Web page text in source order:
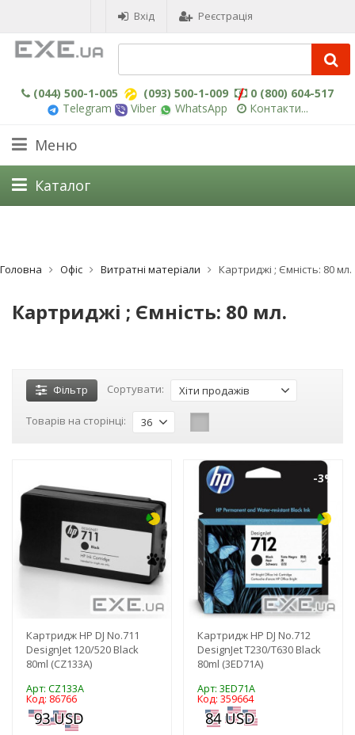
Вхід Реєстрація
(044) 500-1-005 (093) 500-1-009
0 (800) 604-517
Telegram
Viber WhatsApp Контакти...
Меню
Каталог
Головна Офіс Витратні матеріали Картриджі ; Ємність: 80 мл.
Картриджі ; Ємність: 80 мл.
Фільтр Сортувати: Хіти продажів
Товарів на сторінці: 36
Картридж HP DJ No.711
DesignJet 120/520 Black
80ml (CZ133A)
Арт: CZ133A
Код: 86766
-3%
Картридж HP DJ No.712
DesignJet Т230/Т630 Black
80ml (3ED71A)
Арт: 3ED71A
Код: 359664